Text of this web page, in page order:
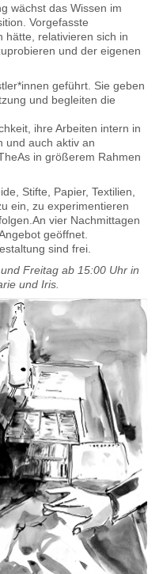
wächst das Wissen im
Vorgefasste
hätte, relativieren sich in
und der eigenen
geführt. Sie geben
und begleiten die
ihre Arbeiten intern in
und auch aktiv an
in größerem Rahmen
Stifte, Papier, Textilien,
ein, zu experimentieren
vier Nachmittagen
geöffnet.
sind frei.
Freitag ab 15:00 Uhr in
und Iris.